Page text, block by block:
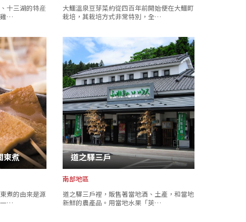
十三湖的特産
雞…
大鱷溫泉豆芽菜約從四百年前開始便在大鱷町
栽培，其栽培方式非常特別，全…
東煮
煮的由來是源
一…
道之驛三戶
南部地區
道之驛三戶裡，販售著當地酒、土產，和當地
新鮮的農產品。用當地水果「莢…